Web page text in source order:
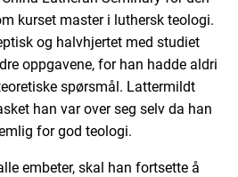
kurset master i luthersk teologi.
og halvhjertet med studiet
oppgavene, for han hadde aldri
spørsmål. Lattermildt
han var over seg selv da han
for god teologi.
embeter, skal han fortsette å